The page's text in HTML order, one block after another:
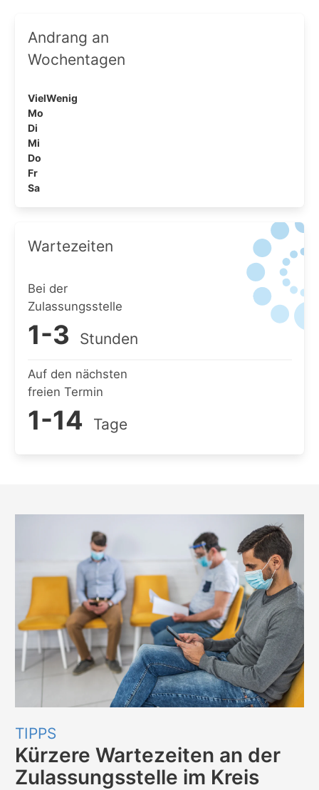
Andrang an
Wochentagen
VielWenig
Mo
Di
Mi
Do
Fr
Sa
Wartezeiten
Bei der
Zulassungsstelle
1-3 Stunden
Auf den nächsten
freien Termin
1-14 Tage
TIPPS
Kürzere Wartezeiten an der
Zulassungsstelle im Kreis